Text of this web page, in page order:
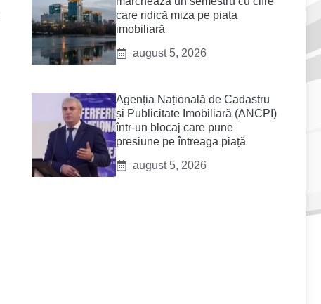
care ridică miza pe piața
imobiliară
august 5, 2026
Agenția Națională de Cadastru
și Publicitate Imobiliară (ANCPI)
într-un blocaj care pune
presiune pe întreaga piață
august 5, 2026